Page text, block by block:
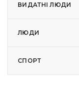
ВИДАТНІ ЛЮДИ
ЛЮДИ
СПОРТ